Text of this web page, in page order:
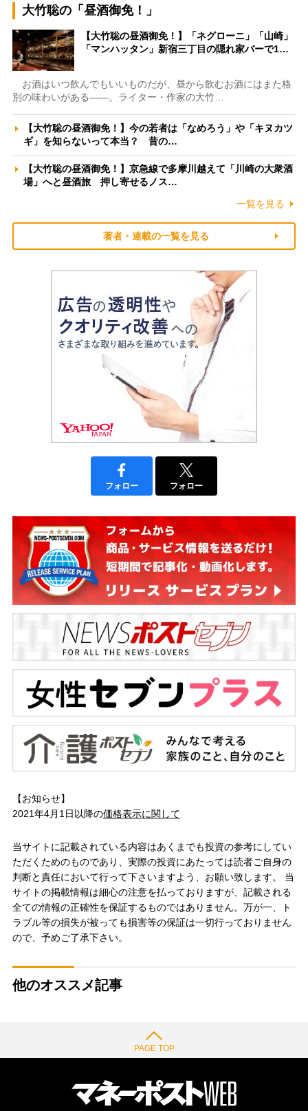
大竹聡の「昼酒御免！」
【大竹聡の昼酒御免！】「ネグローニ」「山崎」
「マンハッタン」新宿三丁目の隠れ家バーで1…
お酒はいつ飲んでもいいものだが、昼から飲むお酒にはまた格
別の味わいがある――。ライター・作家の大竹…
【大竹聡の昼酒御免！】今の若者は「なめろう」や「キヌカツ
ギ」を知らないって本当？ 昔の…
【大竹聡の昼酒御免！】京急線で多摩川越えて「川崎の大衆酒
場」へと昼酒旅 押し寄せるノス…
一覧を見る
著者・連載の一覧を見る
フォロー フォロー
【お知らせ】
2021年4月1日以降の価格表示に関して
当サイトに記載されている内容はあくまでも投資の参考にしてい
ただくためのものであり、実際の投資にあたっては読者ご自身の
判断と責任において行って下さいますよう、お願い致します。 当
サイトの掲載情報は細心の注意を払っておりますが、記載される
全ての情報の正確性を保証するものではありません。万が一、ト
ラブル等の損失が被っても損害等の保証は一切行っておりません
ので、予めご了承下さい。
他のオススメ記事
PAGE TOP